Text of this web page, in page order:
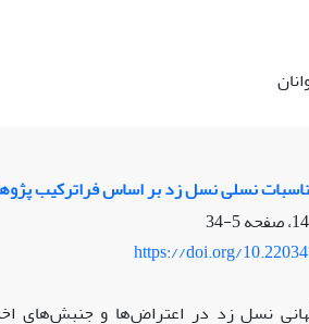
نسلی نسل زد بر اساس فراترکیب
5-34
https://doi.org/
نسل زد در اعتراض‌ها و جنبش‌های